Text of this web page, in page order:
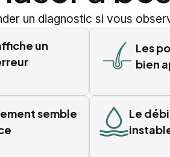
un diagnostic si vous
un
Les
bien
semble
Le